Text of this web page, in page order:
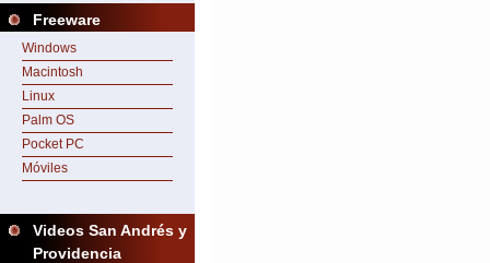
Freeware
Windows
Macintosh
Linux
Palm OS
Pocket PC
Móviles
Videos San Andrés y
Providencia